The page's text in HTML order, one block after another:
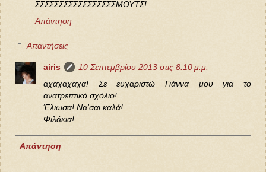
ΣΣΣΣΣΣΣΣΣΣΣΣΣΣΣΣΣΜΟΥΤΣ!
Απάντηση
Απαντήσεις
airis
10 Σεπτεμβρίου 2013 στις 8:10 μ.μ.
αχαχαχαχα! Σε ευχαριστώ Γιάννα μου για το
ανατρεπτικό σχόλιο!
Έλιωσα! Να'σαι καλά!
Φιλάκια!
Απάντηση